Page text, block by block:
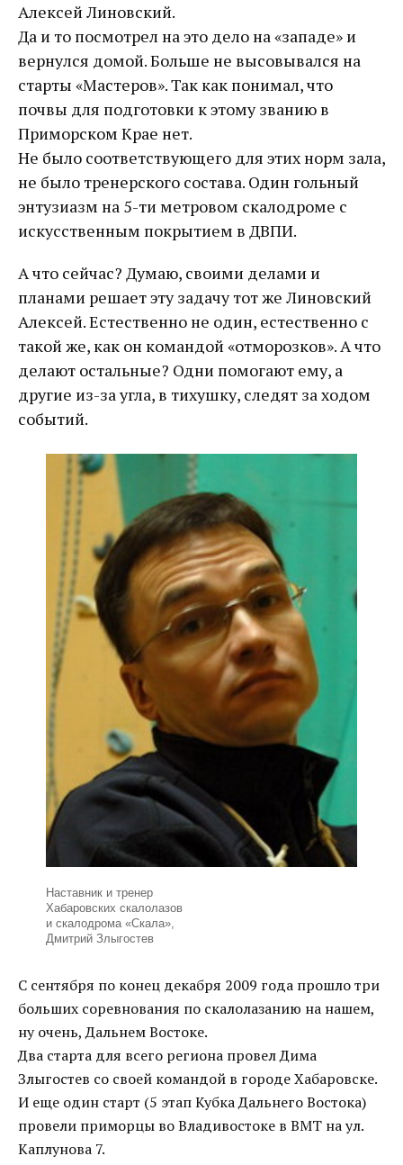
Алексей Линовский.
Да и то посмотрел на это дело на «западе» и
вернулся домой. Больше не высовывался на
старты «Мастеров». Так как понимал, что
почвы для подготовки к этому званию в
Приморском Крае нет.
Не было соответствующего для этих норм зала,
не было тренерского состава. Один гольный
энтузиазм на 5-ти метровом скалодроме с
искусственным покрытием в ДВПИ.
А что сейчас? Думаю, своими делами и
планами решает эту задачу тот же Линовский
Алексей. Естественно не один, естественно с
такой же, как он командой «отморозков». А что
делают остальные? Одни помогают ему, а
другие из-за угла, в тихушку, следят за ходом
событий.
Наставник и тренер
Хабаровских скалолазов
и скалодрома «Скала»,
Дмитрий Злыгостев
С сентября по конец декабря 2009 года прошло три
больших соревнования по скалолазанию на нашем,
ну очень, Дальнем Востоке.
Два старта для всего региона провел Дима
Злыгостев со своей командой в городе Хабаровске.
И еще один старт (5 этап Кубка Дальнего Востока)
провели приморцы во Владивостоке в ВМТ на ул.
Каплунова 7.